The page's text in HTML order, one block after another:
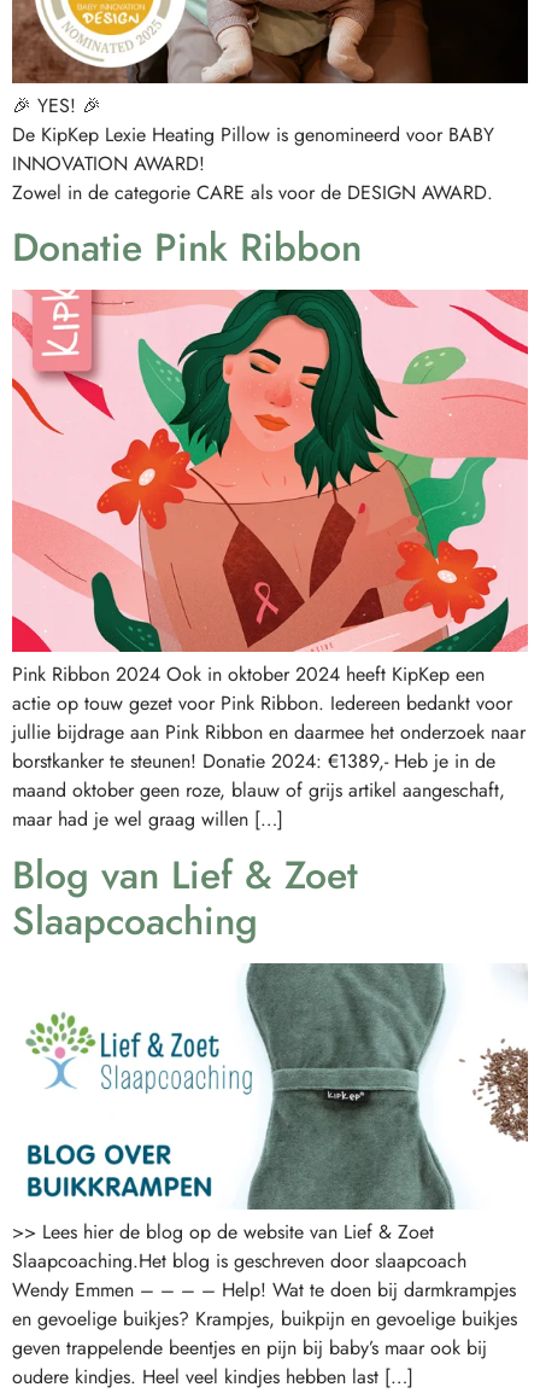
🎉 YES! 🎉
De KipKep Lexie Heating Pillow is genomineerd voor BABY
INNOVATION AWARD!
Zowel in de categorie CARE als voor de DESIGN AWARD.
Donatie Pink Ribbon
Pink Ribbon 2024 Ook in oktober 2024 heeft KipKep een
actie op touw gezet voor Pink Ribbon. Iedereen bedankt voor
jullie bijdrage aan Pink Ribbon en daarmee het onderzoek naar
borstkanker te steunen! Donatie 2024: €1389,- Heb je in de
maand oktober geen roze, blauw of grijs artikel aangeschaft,
maar had je wel graag willen […]
Blog van Lief & Zoet
Slaapcoaching
>> Lees hier de blog op de website van Lief & Zoet
Slaapcoaching.Het blog is geschreven door slaapcoach
Wendy Emmen – – – – Help! Wat te doen bij darmkrampjes
en gevoelige buikjes? Krampjes, buikpijn en gevoelige buikjes
geven trappelende beentjes en pijn bij baby’s maar ook bij
oudere kindjes. Heel veel kindjes hebben last […]